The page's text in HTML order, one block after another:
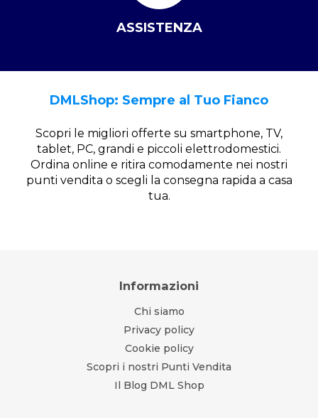
ASSISTENZA
DMLShop: Sempre al Tuo Fianco
Scopri le migliori offerte su smartphone, TV,
tablet, PC, grandi e piccoli elettrodomestici.
Ordina online e ritira comodamente nei nostri
punti vendita o scegli la consegna rapida a casa
tua.
Informazioni
Chi siamo
Privacy policy
Cookie policy
Scopri i nostri Punti Vendita
Il Blog DML Shop